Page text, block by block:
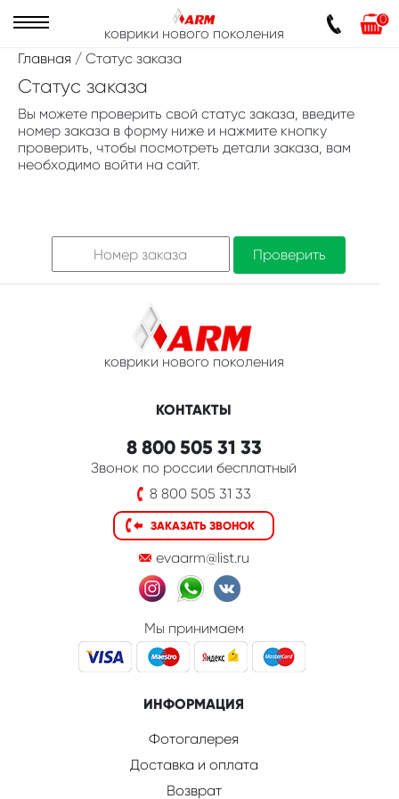
коврики нового поколения
0
Главная / Статус заказа
Статус заказа
Вы можете проверить свой статус заказа, введите
номер заказа в форму ниже и нажмите кнопку
проверить, чтобы посмотреть детали заказа, вам
необходимо войти на сайт.
Проверить
коврики нового поколения
КОНТАКТЫ
8 800 505 31 33
Звонок по россии бесплатный
8 800 505 31 33
ЗАКАЗАТЬ ЗВОНОК
evaarm@list.ru
Мы принимаем
ИНФОРМАЦИЯ
Фотогалерея
Доставка и оплата
Возврат